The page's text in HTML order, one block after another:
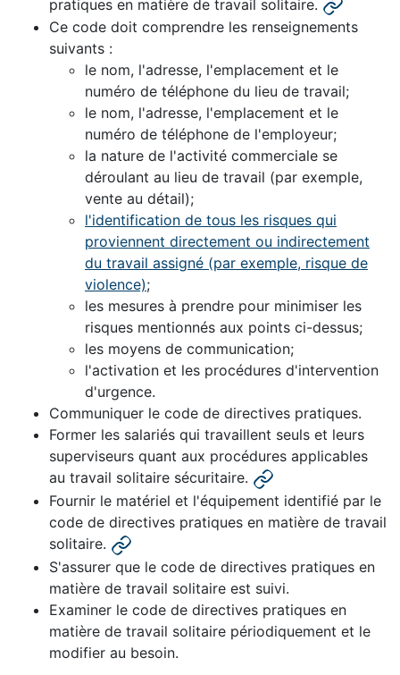
pratiques en matière de travail solitaire.
Ce code doit comprendre les renseignements
suivants :
le nom, l'adresse, l'emplacement et le
numéro de téléphone du lieu de travail;
le nom, l'adresse, l'emplacement et le
numéro de téléphone de l'employeur;
la nature de l'activité commerciale se
déroulant au lieu de travail (par exemple,
vente au détail);
l'identification de tous les risques qui
proviennent directement ou indirectement
du travail assigné (par exemple, risque de
violence);
les mesures à prendre pour minimiser les
risques mentionnés aux points ci-dessus;
les moyens de communication;
l'activation et les procédures d'intervention
d'urgence.
Communiquer le code de directives pratiques.
Former les salariés qui travaillent seuls et leurs
superviseurs quant aux procédures applicables
au travail solitaire sécuritaire.
Fournir le matériel et l'équipement identifié par le
code de directives pratiques en matière de travail
solitaire.
S'assurer que le code de directives pratiques en
matière de travail solitaire est suivi.
Examiner le code de directives pratiques en
matière de travail solitaire périodiquement et le
modifier au besoin.